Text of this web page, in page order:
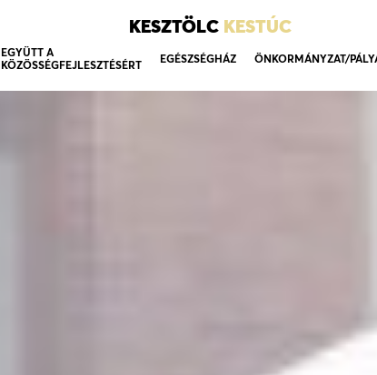
KESZTÖLC KESTÚC
EGYÜTT A
KÖZÖSSÉGFEJLESZTÉSÉRT
EGÉSZSÉGHÁZ ÖNKORMÁNYZAT/